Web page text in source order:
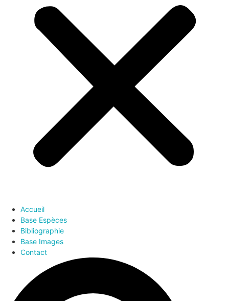
Accueil
Base Espèces
Bibliographie
Base Images
Contact